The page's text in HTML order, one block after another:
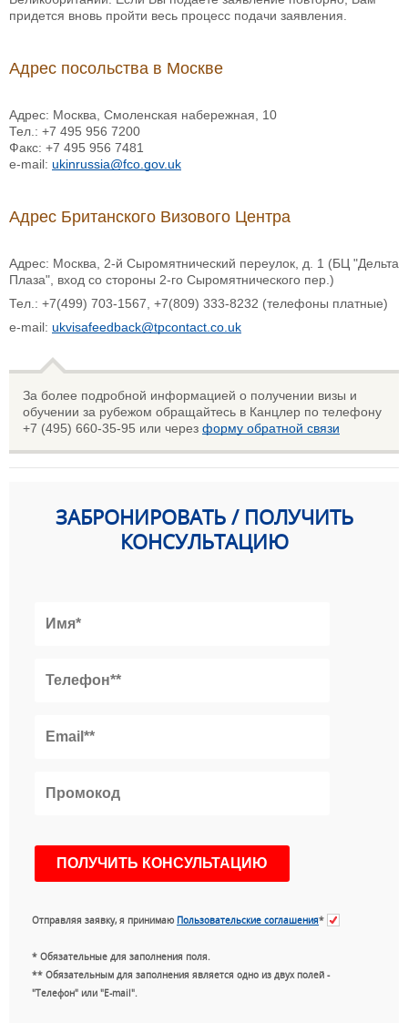
придется вновь пройти весь процесс подачи заявления.
Адрес посольства в Москве
Адрес: Москва, Смоленская набережная, 10
Тел.: +7 495 956 7200
Факс: +7 495 956 7481
e-mail: ukinrussia@fco.gov.uk
Адрес Британского Визового Центра
Адрес: Москва, 2-й Сыромятнический переулок, д. 1 (БЦ "Дельта
Плаза", вход со стороны 2-го Сыромятнического пер.)
Тел.: +7(499) 703-1567, +7(809) 333-8232 (телефоны платные)
e-mail: ukvisafeedback@tpcontact.co.uk
За более подробной информацией о получении визы и
обучении за рубежом обращайтесь в Канцлер по телефону
+7 (495) 660-35-95 или через форму обратной связи
ЗАБРОНИРОВАТЬ / ПОЛУЧИТЬ
КОНСУЛЬТАЦИЮ
Отправляя заявку, я принимаю Пользовательские соглашения*
* Обязательные для заполнения поля.
** Обязательным для заполнения является одно из двух полей -
"Телефон" или "E-mail".